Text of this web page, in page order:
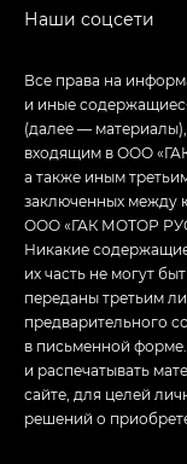
Все права на
и иные
(далее —
входящим в ООО
а также иным
заключенных между
ООО «ГАК МОТОР
Никакие
их часть не могут
переданы третьим
предварительного
в письменной
и распечатывать
сайте, для целей
решений о